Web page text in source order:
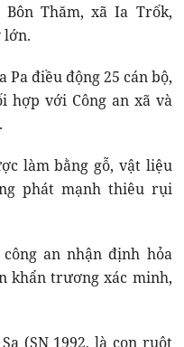
Thăm, xã Ia Trốk,
lớn.
Pa điều động 25 cán bộ,
hợp với Công an xã và
làm bằng gỗ, vật liệu
phát mạnh thiêu rụi
an nhận định hỏa
khẩn trương xác minh,
(SN 1992, là con ruột